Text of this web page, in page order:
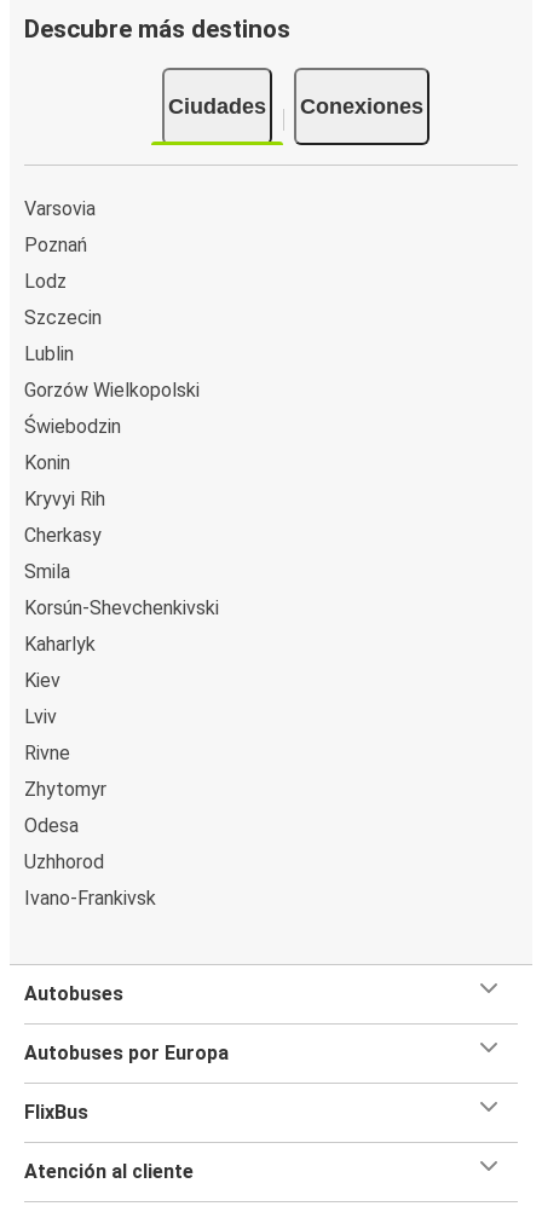
Descubre más destinos
Ciudades Conexiones
Varsovia
Poznań
Lodz
Szczecin
Lublin
Gorzów Wielkopolski
Świebodzin
Konin
Kryvyi Rih
Cherkasy
Smila
Korsún-Shevchenkivski
Kaharlyk
Kiev
Lviv
Rivne
Zhytomyr
Odesa
Uzhhorod
Ivano-Frankivsk
Autobuses
Autobuses por Europa
FlixBus
Atención al cliente